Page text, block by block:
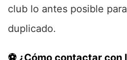
club lo antes posible
duplicado.
⚽ ¿Cómo contactar con